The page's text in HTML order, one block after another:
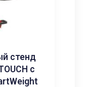
стенд
с